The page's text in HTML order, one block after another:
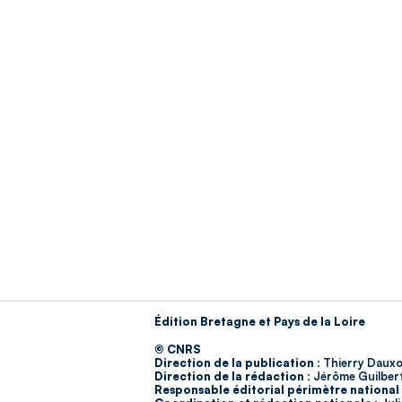
Édition Bretagne et Pays de la Loire
© CNRS
Direction de la publication : Thierry
Direction de la rédaction : Jérôme
Responsable éditorial périmètre national